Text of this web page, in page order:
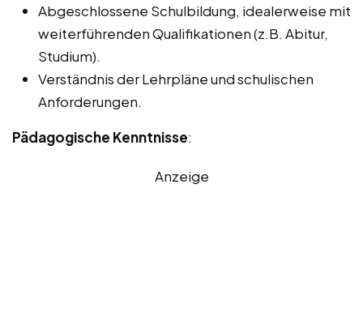
Abgeschlossene Schulbildung, idealerweise mit
weiterführenden Qualifikationen (z.B. Abitur,
Studium).
Verständnis der Lehrpläne und schulischen
Anforderungen.
Pädagogische Kenntnisse:
Anzeige